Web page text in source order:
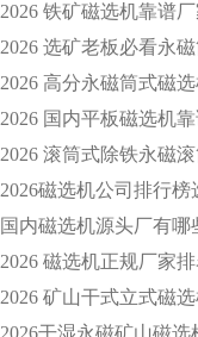
国内磁选机源头厂有哪